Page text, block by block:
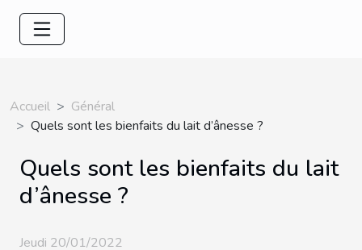
Accueil
Général
Quels sont les bienfaits du lait d’ânesse ?
Quels sont les bienfaits du lait
d’ânesse ?
Jeudi 20/01/2022